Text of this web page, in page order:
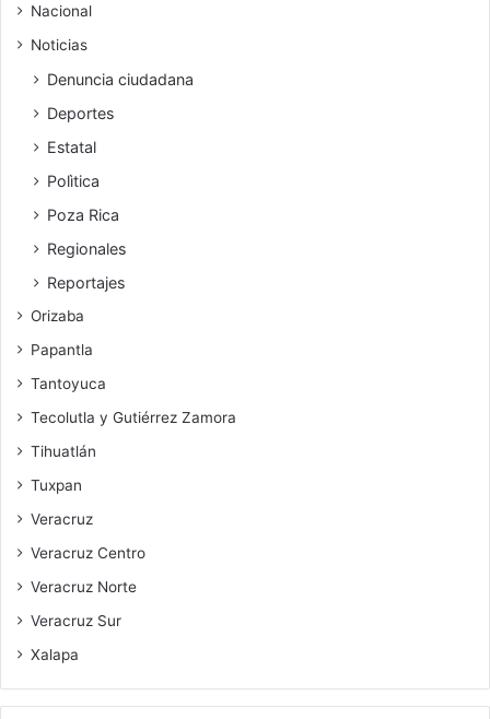
Nacional
Noticias
Denuncia ciudadana
Deportes
Estatal
Polìtica
Poza Rica
Regionales
Reportajes
Orizaba
Papantla
Tantoyuca
Tecolutla y Gutiérrez Zamora
Tihuatlán
Tuxpan
Veracruz
Veracruz Centro
Veracruz Norte
Veracruz Sur
Xalapa